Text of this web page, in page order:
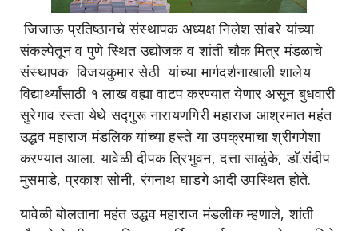
जिजाऊ प्रतिष्ठानचे संस्थापक अध्यक्ष निलेश सांबरे यांच्या
संकल्पेतून व पुणे स्थित उद्योजक व शांती चौक मित्र मंडळाचे
संस्थापक विजयकुमार सेठी यांच्या मार्गदर्शनाखाली शालेय
विद्यार्थ्यांसाठी १ लाख वह्या वाटप करण्यात येणार असून बुधवारी
सुरेगाव रस्ता येथे सद्गुरू नारायणगिरी महाराज आश्रमात महंत
उद्धव महाराज मंडलिक यांच्या हस्ते या उपक्रमाचा श्रीगणेशा
करण्यात आला. यावेळी दीपक त्रिभुवन, दत्ता साळुंके, डॉ.संदीप
मुसमाडे, प्रकाश सोनी, रंगनाथ घाडगे आदी उपस्थित होते.
यावेळी बोलताना महंत उद्धव महाराज मंडलीक म्हणाले, शांती